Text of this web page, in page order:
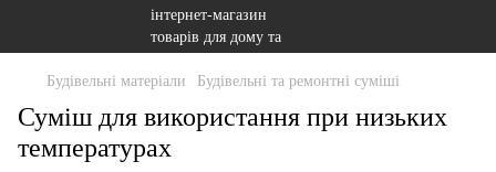
Будівельні матеріали Будівельні та ремонтні суміші
Суміш для використання при низьких
температурах